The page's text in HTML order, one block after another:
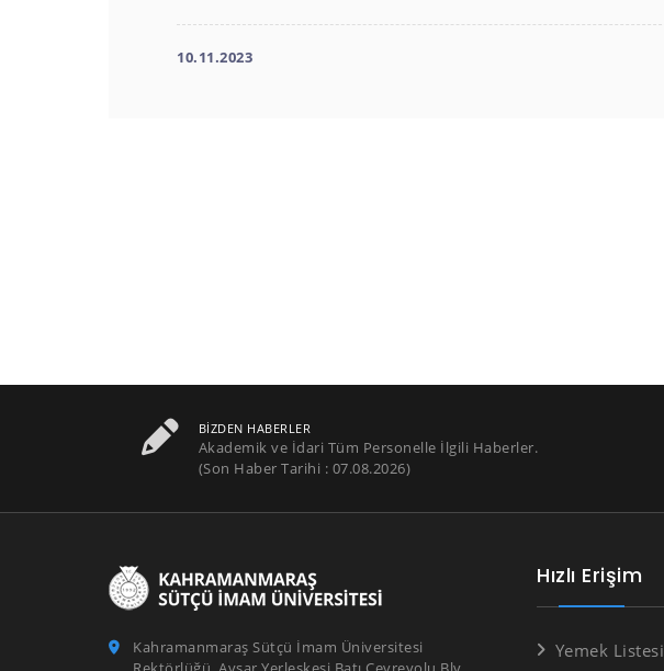
10.11.2023
BIZDEN HABERLER
Akademik ve İdari Tüm Personelle İlgili Haberler.
(Son Haber Tarihi : 07.08.2026)
Kahramanmaraş Sütçü İmam Üniversitesi
Hızlı Erişim
Yemek Listesi